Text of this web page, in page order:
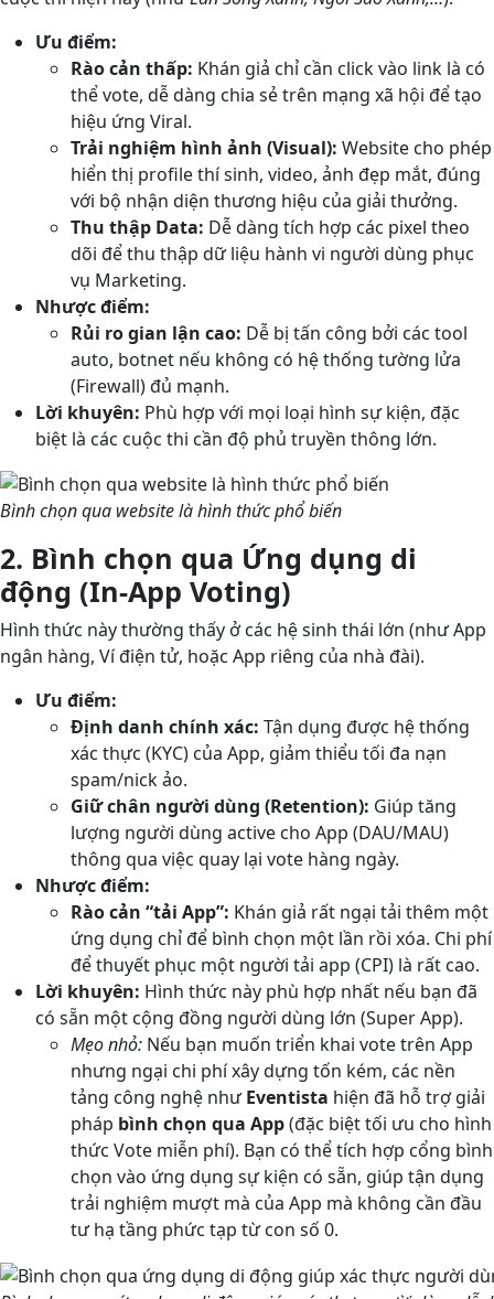
Ưu điểm:
Rào cản thấp: Khán giả chỉ cần click vào link là có
thể vote, dễ dàng chia sẻ trên mạng xã hội để tạo
hiệu ứng Viral.
Trải nghiệm hình ảnh (Visual): Website cho phép
hiển thị profile thí sinh, video, ảnh đẹp mắt, đúng
với bộ nhận diện thương hiệu của giải thưởng.
Thu thập Data: Dễ dàng tích hợp các pixel theo
dõi để thu thập dữ liệu hành vi người dùng phục
vụ Marketing.
Nhược điểm:
Rủi ro gian lận cao: Dễ bị tấn công bởi các tool
auto, botnet nếu không có hệ thống tường lửa
(Firewall) đủ mạnh.
Lời khuyên: Phù hợp với mọi loại hình sự kiện, đặc
biệt là các cuộc thi cần độ phủ truyền thông lớn.
Bình chọn qua website là hình thức phổ biến
2. Bình chọn qua Ứng dụng di
động (In-App Voting)
Hình thức này thường thấy ở các hệ sinh thái lớn (như App
ngân hàng, Ví điện tử, hoặc App riêng của nhà đài).
Ưu điểm:
Định danh chính xác: Tận dụng được hệ thống
xác thực (KYC) của App, giảm thiểu tối đa nạn
spam/nick ảo.
Giữ chân người dùng (Retention): Giúp tăng
lượng người dùng active cho App (DAU/MAU)
thông qua việc quay lại vote hàng ngày.
Nhược điểm:
Rào cản “tải App”: Khán giả rất ngại tải thêm một
ứng dụng chỉ để bình chọn một lần rồi xóa. Chi phí
để thuyết phục một người tải app (CPI) là rất cao.
Lời khuyên: Hình thức này phù hợp nhất nếu bạn đã
có sẵn một cộng đồng người dùng lớn (Super App).
Mẹo nhỏ: Nếu bạn muốn triển khai vote trên App
nhưng ngại chi phí xây dựng tốn kém, các nền
tảng công nghệ nhưEventista hiện đã hỗ trợ giải
pháp bình chọn qua App(đặc biệt tối ưu cho hình
thức Vote miễn phí). Bạn có thể tích hợp cổng bình
chọn vào ứng dụng sự kiện có sẵn, giúp tận dụng
trải nghiệm mượt mà của App mà không cần đầu
tư hạ tầng phức tạp từ con số 0.